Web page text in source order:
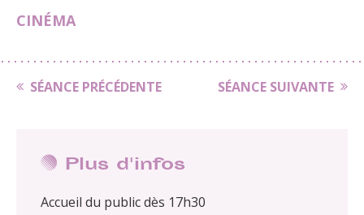
CINÉMA
SÉANCE PRÉCÉDENTE SÉANCE SUIVANTE
Plus d'infos
Accueil du public dès 17h30